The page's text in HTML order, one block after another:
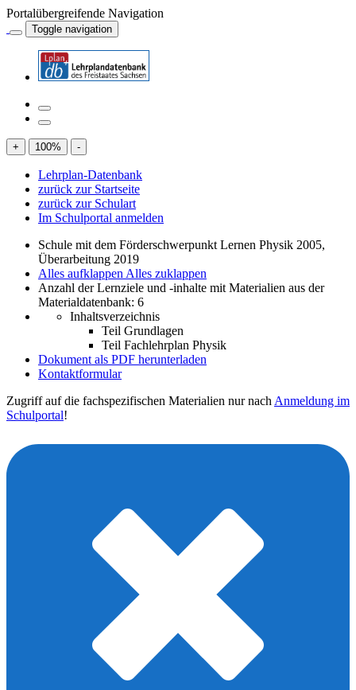
Portalübergreifende Navigation
Toggle navigation
+ 100% -
Lehrplan-Datenbank
zurück zur Startseite
zurück zur Schulart
Im Schulportal anmelden
Schule mit dem Förderschwerpunkt Lernen Physik 2005,
Überarbeitung 2019
Alles aufklappen Alles zuklappen
Anzahl der Lernziele und -inhalte mit Materialien aus der
Materialdatenbank: 6
Inhaltsverzeichnis
Teil Grundlagen
Teil Fachlehrplan Physik
Dokument als PDF herunterladen
Kontaktformular
Zugriff auf die fachspezifischen Materialien nur nach Anmeldung im
Schulportal!